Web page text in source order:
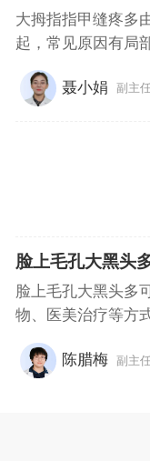
大拇指指甲缝疼多
起，常见原因有局
聂小娟 副主
脸上毛孔大黑头
脸上毛孔大黑头多
物、医美治疗等方
陈腊梅 副主